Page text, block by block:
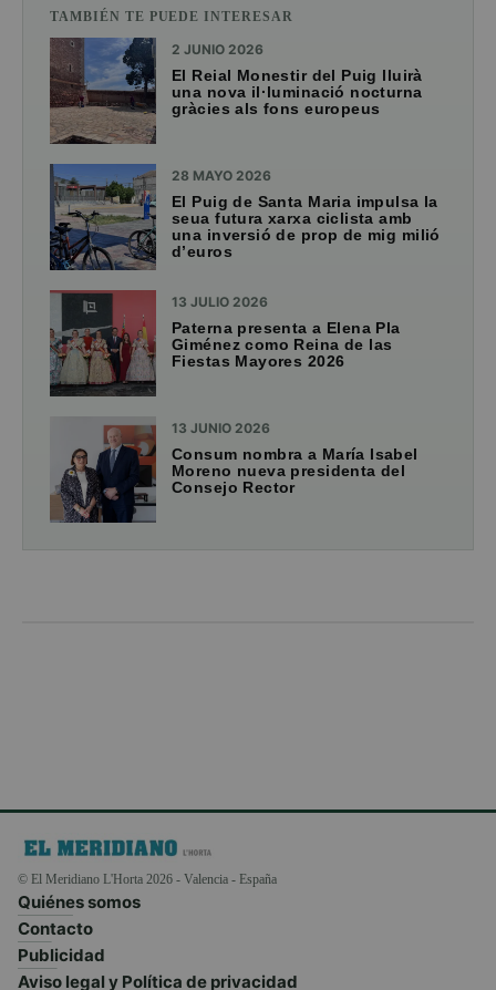
TAMBIÉN TE PUEDE INTERESAR
2 JUNIO 2026
El Reial Monestir del Puig lluirà
una nova il·luminació nocturna
gràcies als fons europeus
28 MAYO 2026
El Puig de Santa Maria impulsa la
seua futura xarxa ciclista amb
una inversió de prop de mig milió
d’euros
13 JULIO 2026
Paterna presenta a Elena Pla
Giménez como Reina de las
Fiestas Mayores 2026
13 JUNIO 2026
Consum nombra a María Isabel
Moreno nueva presidenta del
Consejo Rector
© El Meridiano L'Horta 2026 - Valencia - España
Quiénes somos
Contacto
Publicidad
Aviso legal y Política de privacidad